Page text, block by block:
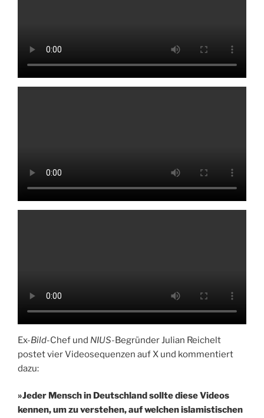
Ex-Bild-Chef und NIUS-Begründer Julian Reichelt
postet vier Videosequenzen auf X und kommentiert
dazu:
»Jeder Mensch in Deutschland sollte diese Videos
kennen, um zu verstehen, auf welchen islamistischen